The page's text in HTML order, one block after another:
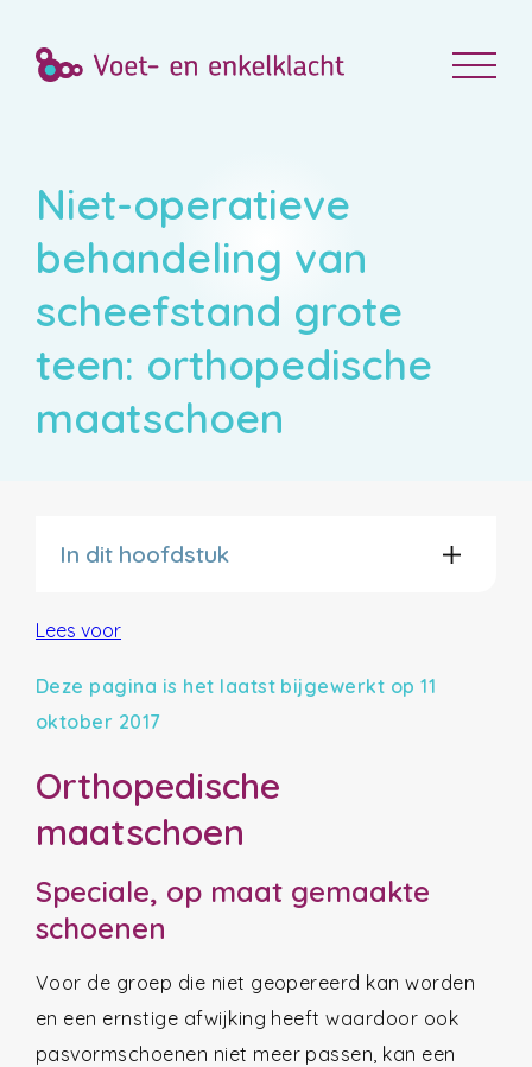
Niet-operatieve
behandeling van
scheefstand grote
teen: orthopedische
maatschoen
In dit hoofdstuk
Lees voor
Deze pagina is het laatst bijgewerkt op 11
oktober 2017
Orthopedische
maatschoen
Speciale, op maat gemaakte
schoenen
Voor de groep die niet geopereerd kan worden
en een ernstige afwijking heeft waardoor ook
pasvormschoenen niet meer passen, kan een